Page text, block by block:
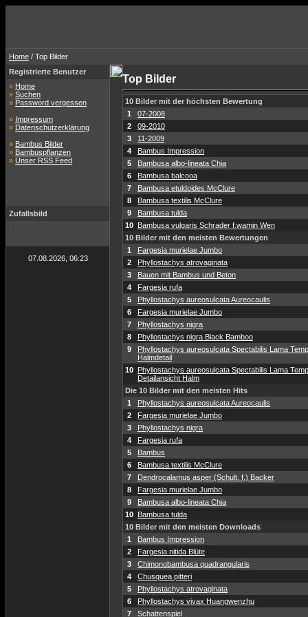
Home / Top Bilder
Registrierte Benutzer
» Home
» Suchen
» Password vergessen
» Impressum
» Datenschutzerklärung
» Bambus Bilder
» Bambuspflanzen
» Unser RSS Feed
Zufallsbild
07.08.2026, 06:23
Top Bilder
10 Bilder mit der höchsten Bewertung
1
07-2008
2
09-2010
3
11-2009
4
Bambus Impression
5
Bambusa albo-lineata Chia
6
Bambusa balcooa
7
Bambusa etuldoides McClure
8
Bambusa textilis McClure
9
Bambusa tulda
10 Bambusa vulgaris Schrader f.wamin Wen
10 Bilder mit den meisten Bewertungen
1
Fargesia murielae Jumbo
2
Phyllostachys atrovaginata
3
Bauen mit Bambus und Beton
4
Fargesia rufa
5
Phyllostachys aureosulcata Aureocaulis
6
Fargesia murielae Jumbo
7
Phyllostachys nigra
8
Phyllostachys nigra Black Bamboo
9
Phyllostachys aureosulcata Spectabilis Lama
Halmdetail
10 Phyllostachys aureosulcata Spectabilis Lama
Detailansicht Halm
Die 10 Bilder mit den meisten Hits
1
Phyllostachys aureosulcata Aureocaulis
2
Fargesia murielae Jumbo
3
Phyllostachys nigra
4
Fargesia rufa
5
Bambus
6
Bambusa textilis McClure
7
Dendrocalamus asper (Schult. f.) Backer
8
Fargesia murielae Jumbo
9
Bambusa albo-lineata Chia
10 Bambusa tulda
10 Bilder mit den meisten Downloads
1
Bambus Impression
2
Fargesia nitida Blüte
3
Chimonobambusa quadrangularis
4
Chusquea pitteri
5
Phyllostachys atrovaginata
6
Phyllostachys vivax Huangwenzhu
7
Schattenspiel